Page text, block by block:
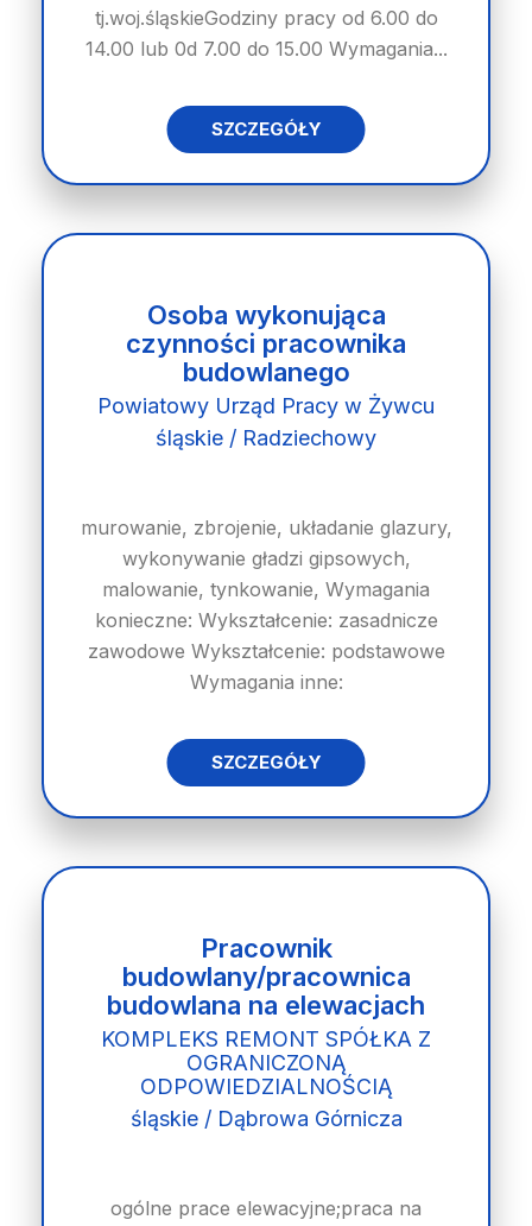
tj.woj.śląskieGodziny pracy od 6.00 do
14.00 lub 0d 7.00 do 15.00 Wymagania...
SZCZEGÓŁY
Osoba wykonująca
czynności pracownika
budowlanego
Powiatowy Urząd Pracy w Żywcu
śląskie / Radziechowy
murowanie, zbrojenie, układanie glazury,
wykonywanie gładzi gipsowych,
malowanie, tynkowanie, Wymagania
konieczne: Wykształcenie: zasadnicze
zawodowe Wykształcenie: podstawowe
Wymagania inne:
SZCZEGÓŁY
Pracownik
budowlany/pracownica
budowlana na elewacjach
KOMPLEKS REMONT SPÓŁKA Z
OGRANICZONĄ
ODPOWIEDZIALNOŚCIĄ
śląskie / Dąbrowa Górnicza
ogólne prace elewacyjne;praca na